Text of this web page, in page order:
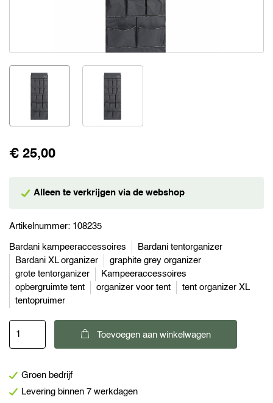
€ 25,00
Alleen te verkrijgen via de webshop
Artikelnummer: 108235
Bardani kampeeraccessoires
Bardani tentorganizer
Bardani XL organizer
graphite grey organizer
grote tentorganizer
Kampeeraccessoires
opbergruimte tent
organizer voor tent
tent organizer XL
tentopruimer
tentorganizer
graphite
grey
Toevoegen aan winkelwagen
Groen bedrijf
Levering binnen 7 werkdagen